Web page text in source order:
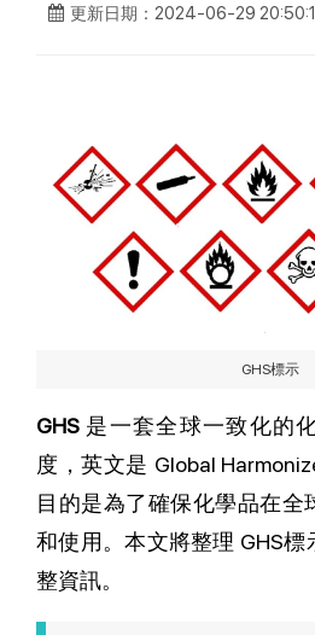
更新日期：2024-06-29
GHS標示
GHS 是一套全球一致化的
度，英文是 Global
目的是為了確保化學品在全
和使用。本文將整理 GHS
整資訊。